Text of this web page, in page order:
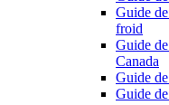
Guide
froid
Guide
Canada
Guide
Guide